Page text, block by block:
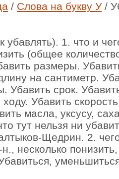
/ Слова на букву У/
убавлять). 1. что и
(общее
размеры.
на сантиметр.
Убавить срок.
Убавить
масла, уксусу,
тут нельзя ни
Щедрин. 2.
н., несколько